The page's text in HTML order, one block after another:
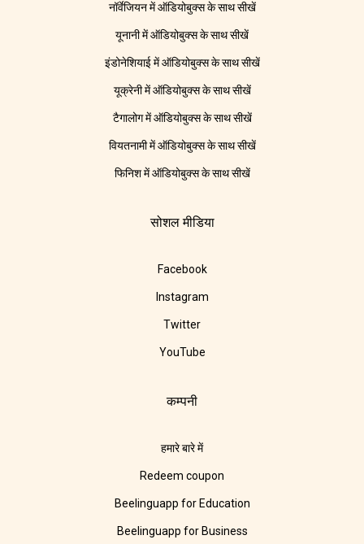
नॉर्वेजियन में ऑडियोबुक्स के साथ सीखें
यूनानी में ऑडियोबुक्स के साथ सीखें
इंडोनेशियाई में ऑडियोबुक्स के साथ सीखें
यूक्रेनी में ऑडियोबुक्स के साथ सीखें
टैगालोग में ऑडियोबुक्स के साथ सीखें
वियतनामी में ऑडियोबुक्स के साथ सीखें
फिनिश में ऑडियोबुक्स के साथ सीखें
सोशल मीडिया
Facebook
Instagram
Twitter
YouTube
कम्पनी
हमारे बारे में
Redeem coupon
Beelinguapp for Education
Beelinguapp for Business